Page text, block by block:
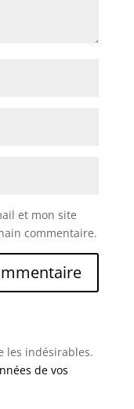
et mon site
commentaire.
les indésirables.
de vos